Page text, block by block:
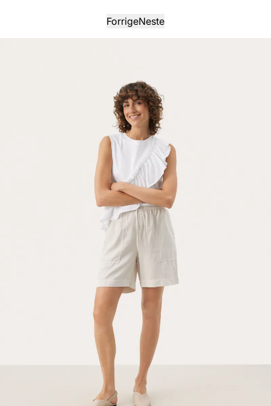
ForrigeNeste